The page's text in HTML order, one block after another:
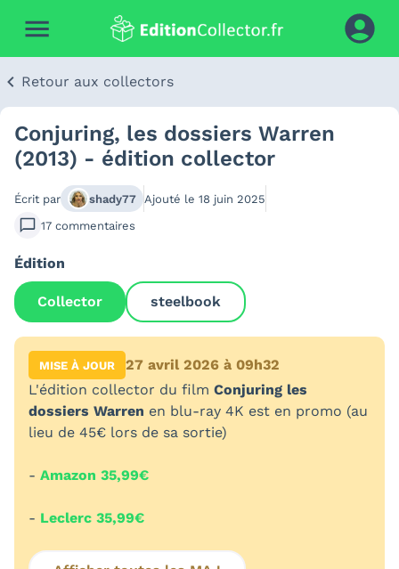
Retour aux collectors
Conjuring, les dossiers Warren
(2013) - édition collector
Écrit par shady77 Ajouté le 18 juin 2025
17 commentaires
Édition
Collector steelbook
MISE À JOUR
27 avril 2026 à 09h32
L'édition collector du film Conjuring les
dossiers Warren en blu-ray 4K est en promo (au
lieu de 45€ lors de sa sortie)
- Amazon 35,99€
- Leclerc 35,99€